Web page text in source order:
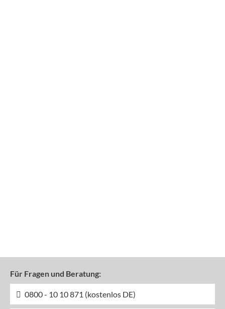
Für Fragen und Beratung:
0800 - 10 10 871 (kostenlos DE)